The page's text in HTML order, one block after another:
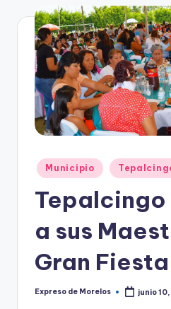
e
o
d
M
Publicado
en
Municipio
a sus
Gran Fiesta
Publicado
Expreso de Morelos junio